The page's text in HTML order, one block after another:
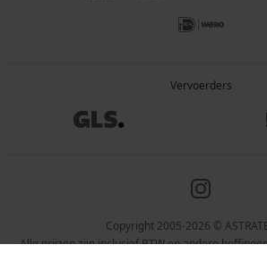
Vervoerders
Copyright 2005-2026 ©
Alle prijzen zijn inclusief BTW en andere